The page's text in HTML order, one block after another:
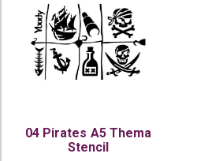
04 Pirates A5 Thema
Stencil